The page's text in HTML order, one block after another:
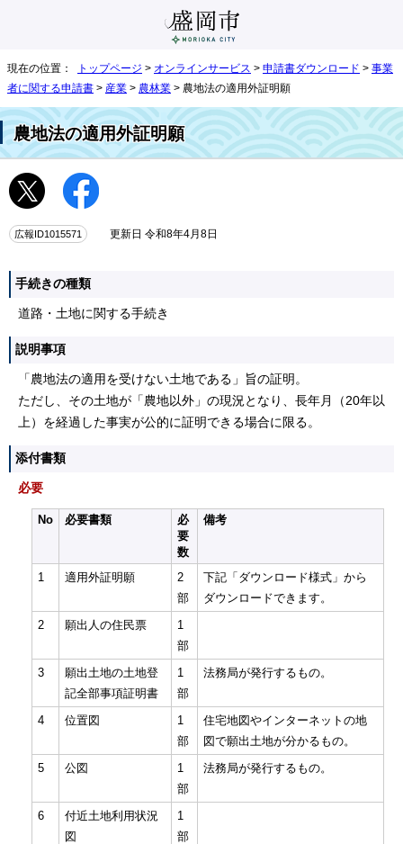
現在の位置： トップページ > オンラインサービス > 申請書ダウンロード > 事業
者に関する申請書 > 産業 > 農林業 > 農地法の適用外証明願
農地法の適用外証明願
広報ID1015571 更新日 令和8年4月8日
手続きの種類
道路・土地に関する手続き
説明事項
「農地法の適用を受けない土地である」旨の証明。
ただし、その土地が「農地以外」の現況となり、長年月（20年以
上）を経過した事実が公的に証明できる場合に限る。
添付書類
必要
No 必要書類
必
要
数
備考
1 適用外証明願
2
部
下記「ダウンロード様式」から
ダウンロードできます。
2
願出人の住民票
1
部
3
願出土地の土地登
記全部事項証明書
1
部
法務局が発行するもの。
4 位置図
1
部
住宅地図やインターネットの地
図で願出土地が分かるもの。
5
公図
1
部
法務局が発行するもの。
6
付近土地利用状況
図
1
部